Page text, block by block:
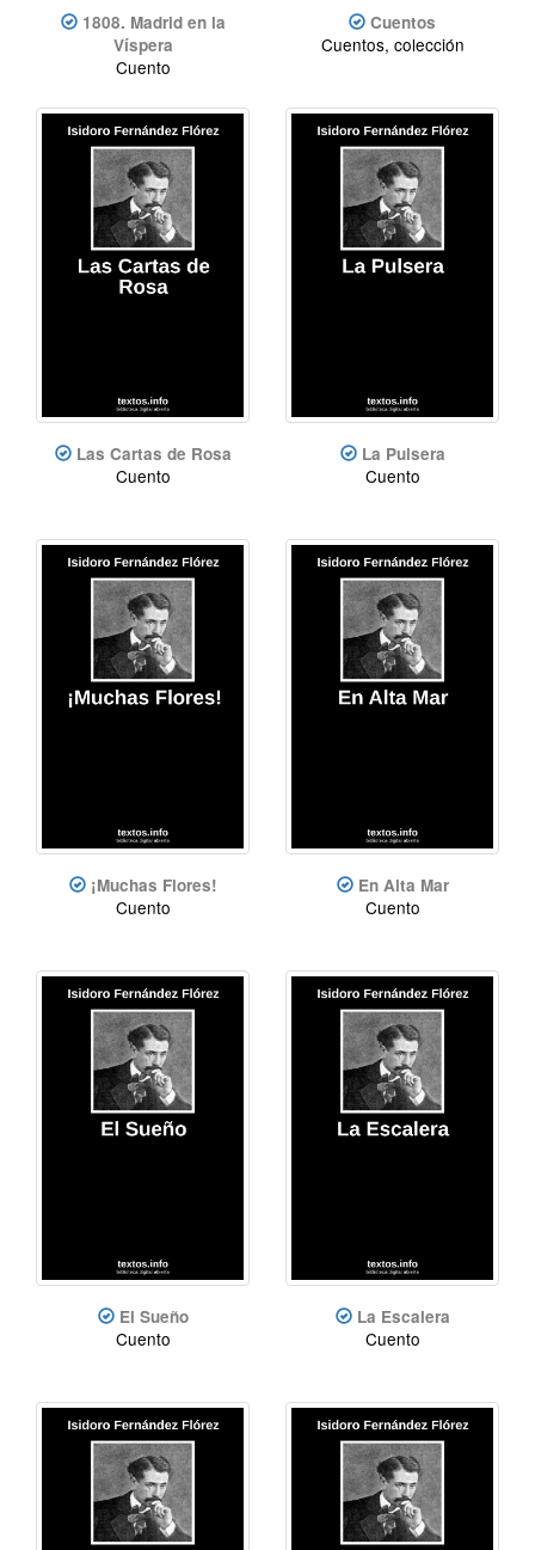
1808. Madrid en la
Víspera
Cuento
Cuentos
Cuentos, colección
Las Cartas de Rosa
Cuento
La Pulsera
Cuento
¡Muchas Flores!
Cuento
En Alta Mar
Cuento
El Sueño
Cuento
La Escalera
Cuento